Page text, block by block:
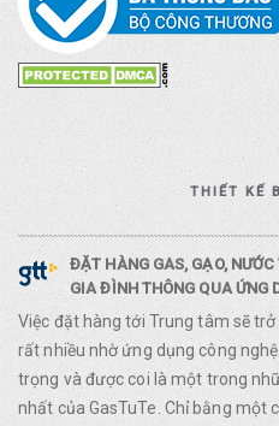
THIẾT KẾ
ĐẶT HÀNG GAS, GẠO,
GIA ĐÌNH THÔNG QUA ỨNG
Việc đặt hàng tới Trung tâm sẽ
rất nhiều nhờ ứng dụng công
trọng và được coi là một trong
nhất của GasTuTe. Chỉ bằng một